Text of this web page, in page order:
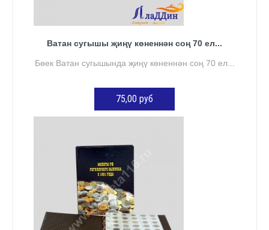
Ватан сугышы җиңү көненнән соң 70 ел...
Бөек Ватан сугышында җиңү көненнән соң 70 ел...
75,00 руб